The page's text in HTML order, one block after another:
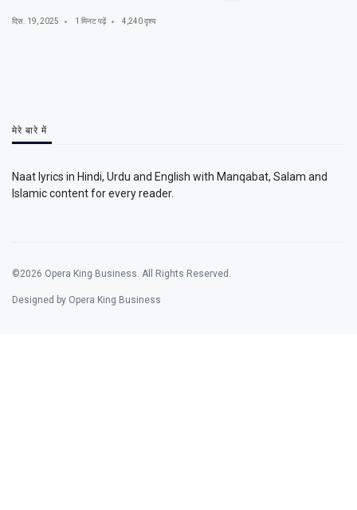
दिस. 19, 2025 1 मिनट पढ़ें 4,240 दृश्य
मेरे बारे में
Naat lyrics in Hindi, Urdu and English with Manqabat, Salam and
Islamic content for every reader.
©2026 Opera King Business. All Rights Reserved.
Designed by Opera King Business